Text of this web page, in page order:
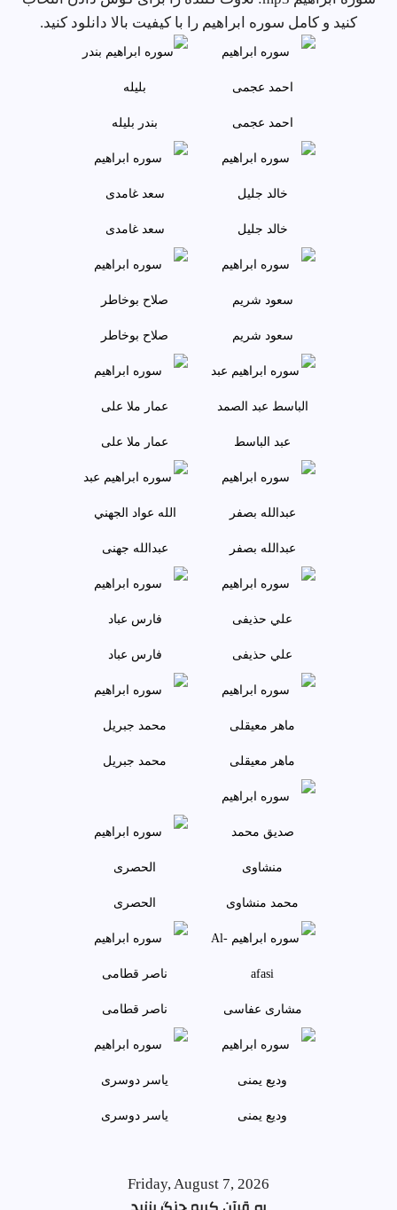
کنید و کامل سوره ابراهيم را با کیفیت بالا دانلود کنید.
احمد عجمى بندر بليله
خالد جليل سعد غامدی
سعود شريم صلاح بوخاطر
عبد الباسط عمار ملا علی
عبدالله بصفر عبدالله جهنی
علي حذيفی فارس عباد
ماهر معيقلی محمد جبريل
محمد منشاوی الحصری
مشاری عفاسی ناصر قطامی
وديع يمنی ياسر دوسری
Friday, August 7, 2026